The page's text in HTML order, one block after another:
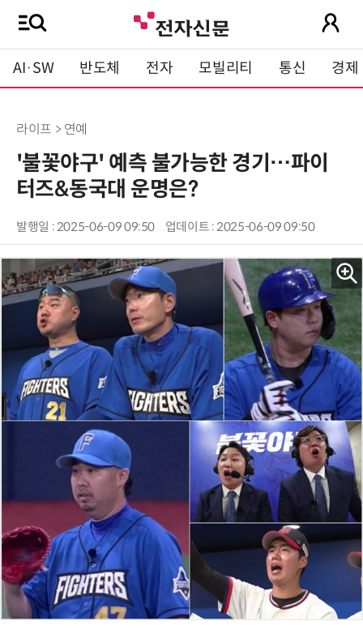
AI·SW 반도체 전자 모빌리티 통신 경제
라이프 > 연예
'불꽃야구' 예측 불가능한 경기…파이
터즈&동국대 운명은?
발행일 : 2025-06-09 09:50 업데이트 : 2025-06-09 09:50